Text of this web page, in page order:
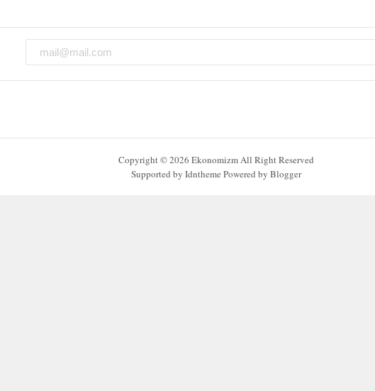
Copyright ©2026 EkonomizmAll Right Reserved
Supported by Idntheme Powered by Blogger